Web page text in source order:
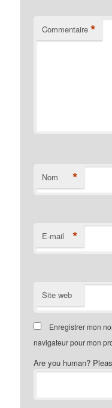
Commentaire *
Nom *
E-mail *
Site web
Enregistrer mon
navigateur pour mon
Are you human?